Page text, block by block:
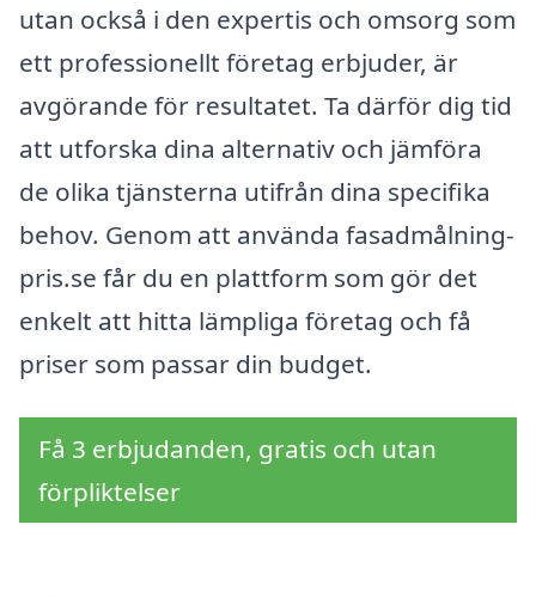
utan också i den expertis och omsorg som
ett professionellt företag erbjuder, är
avgörande för resultatet. Ta därför dig tid
att utforska dina alternativ och jämföra
de olika tjänsterna utifrån dina specifika
behov. Genom att använda fasadmålning-
pris.se får du en plattform som gör det
enkelt att hitta lämpliga företag och få
priser som passar din budget.
Få 3 erbjudanden, gratis och utan
förpliktelser